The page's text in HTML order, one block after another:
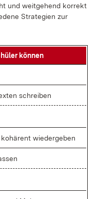
und weit­ge­hend kor­rekt
Stra­te­gi­en zur
kön­nen
schrei­ben
wie­der­ge­ben